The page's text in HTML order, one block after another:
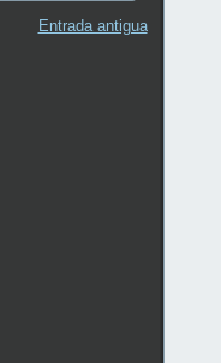
Entrada antigua